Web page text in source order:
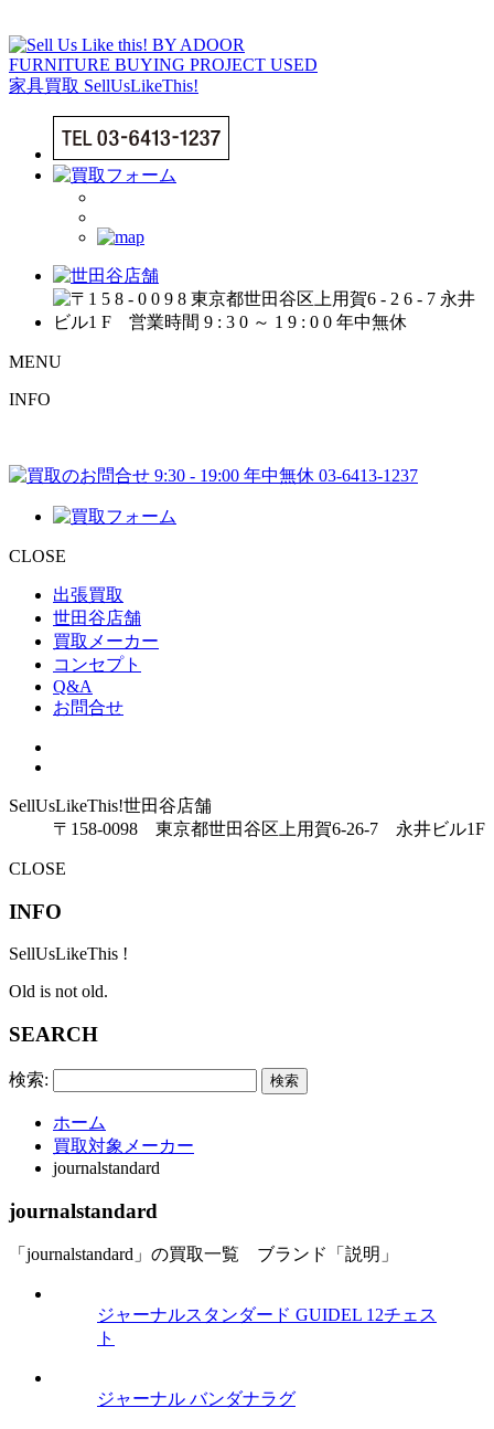
MENU
INFO
CLOSE
出張買取
世田谷店舗
買取メーカー
コンセプト
Q&A
お問合せ
SellUsLikeThis!世田谷店舗
〒158-0098 東京都世田谷区上用賀6-26-7 永井ビル1F
CLOSE
INFO
SellUsLikeThis !
Old is not old.
SEARCH
検索:
ホーム
買取対象メーカー
journalstandard
journalstandard
「journalstandard」の買取一覧 ブランド「説明」
ジャーナルスタンダード GUIDEL 12チェス
ト
ジャーナル バンダナラグ